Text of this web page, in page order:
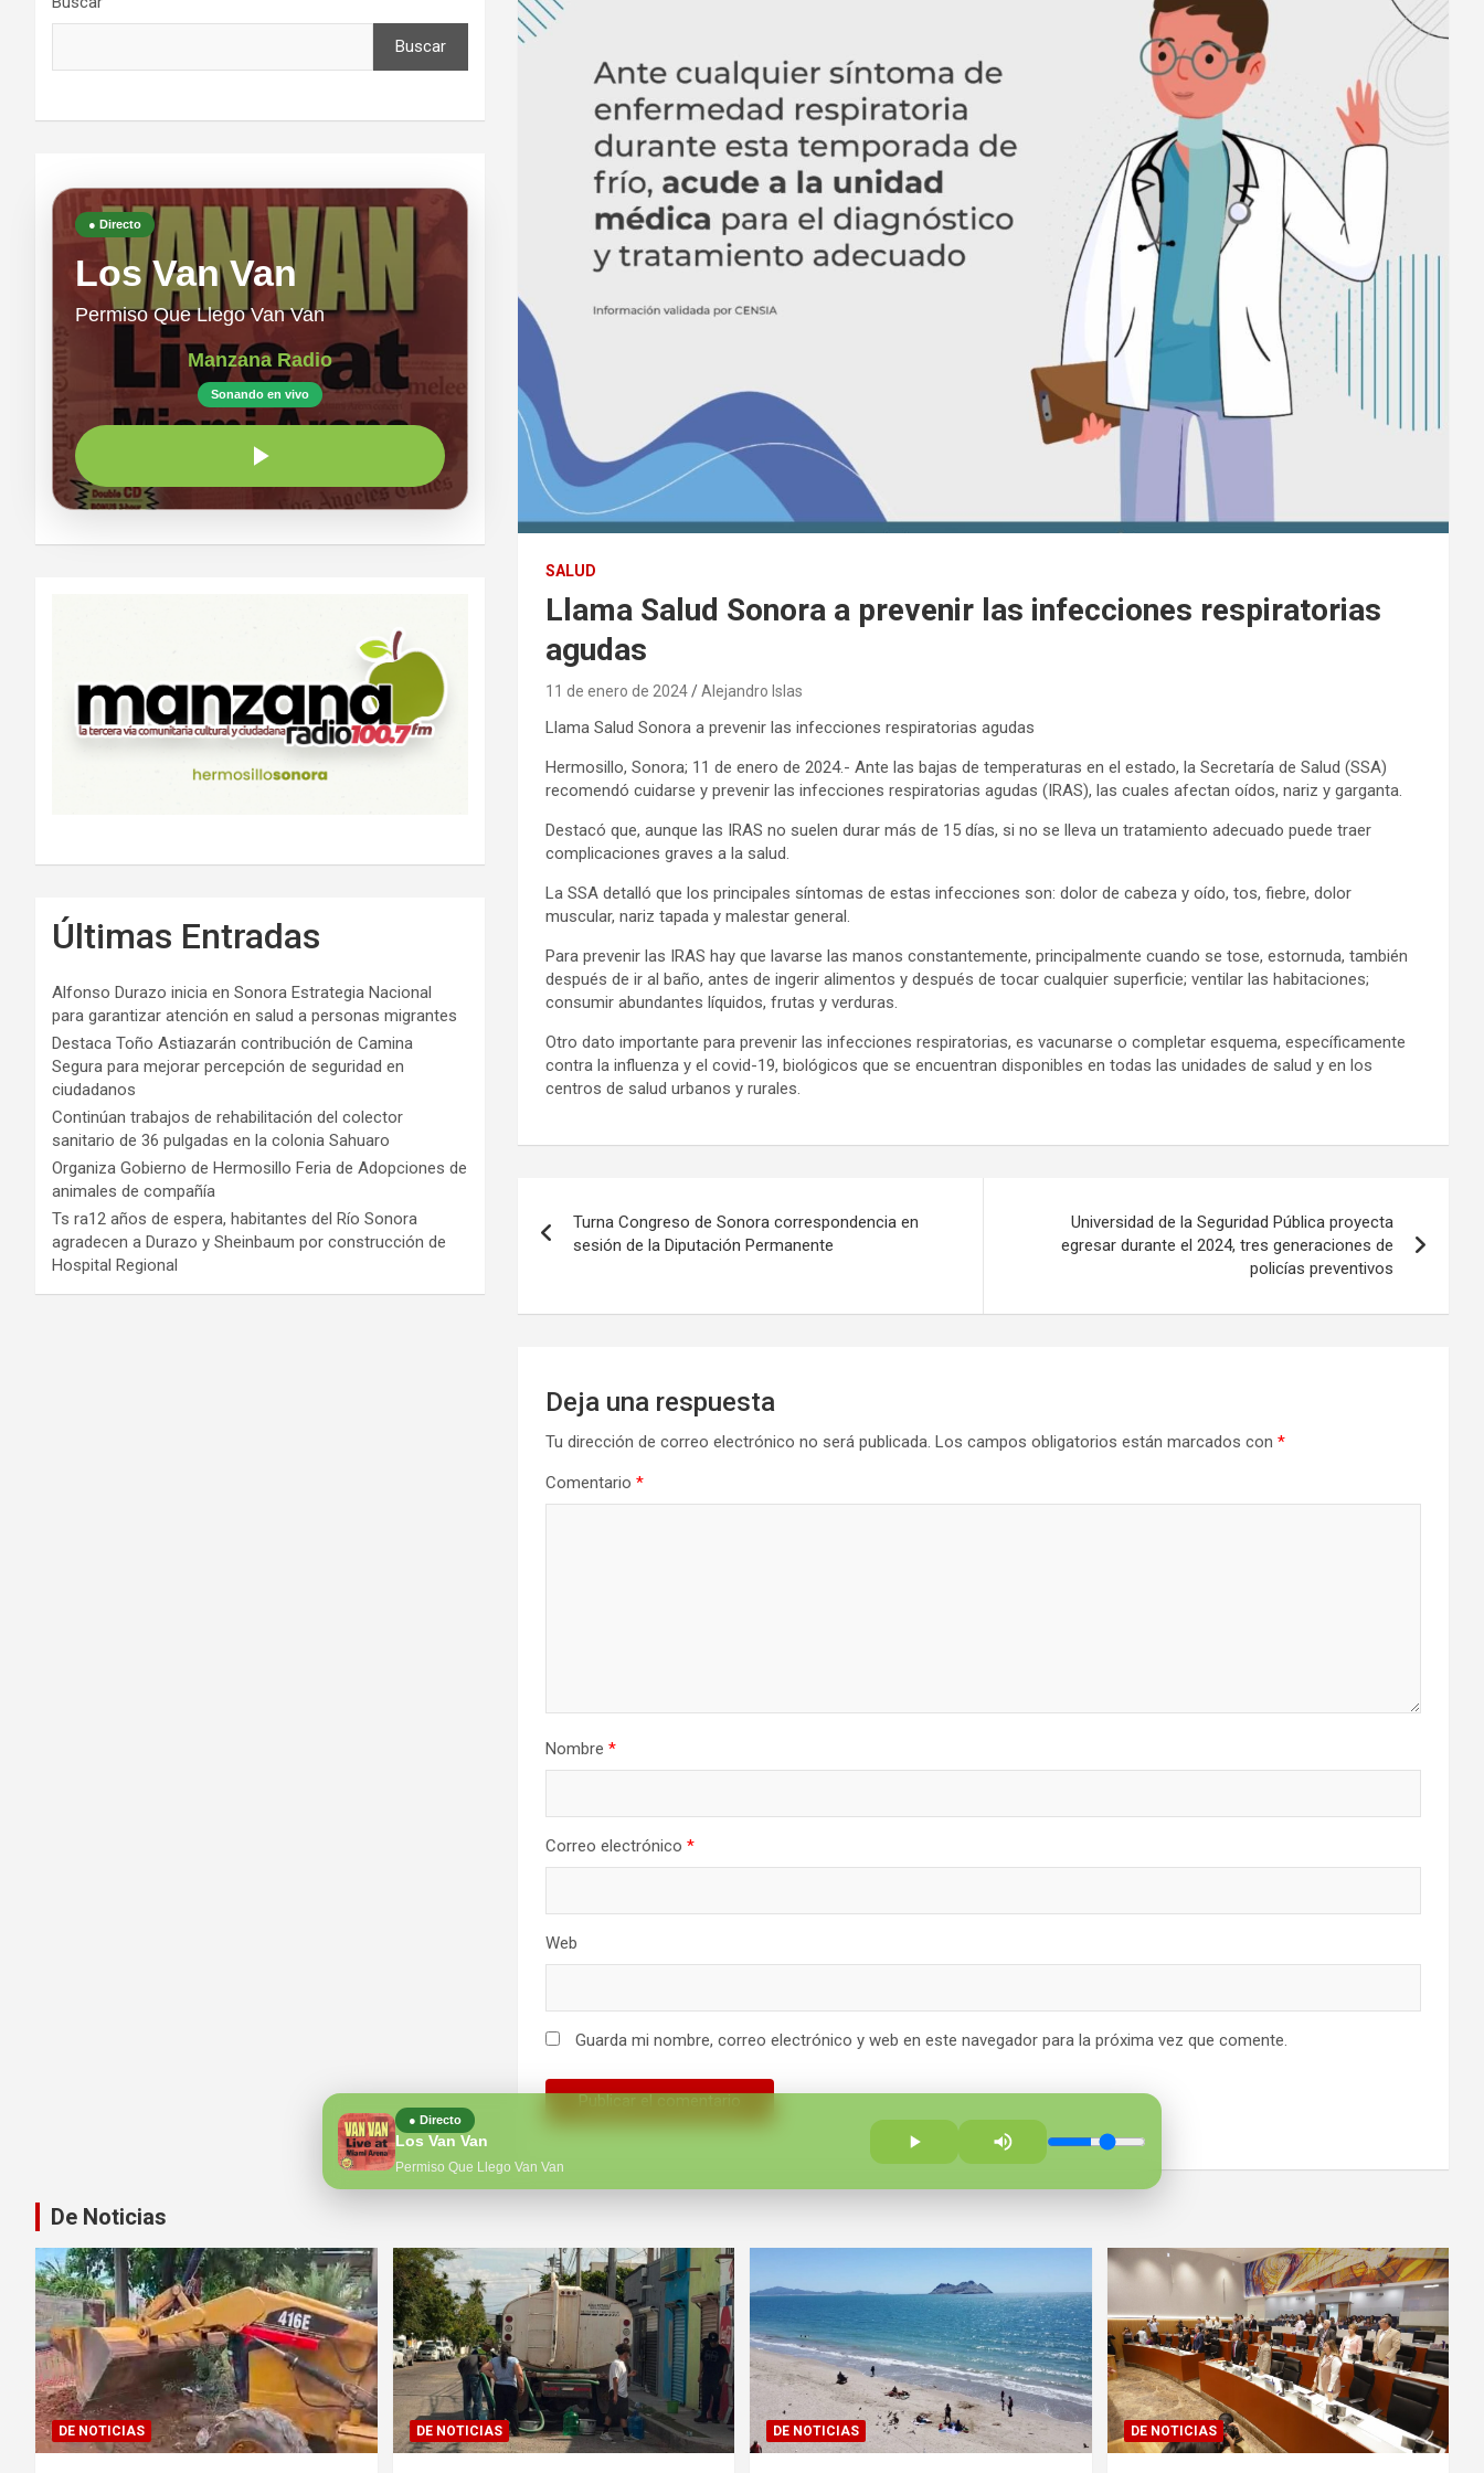
SALUD
Llama Salud Sonora a prevenir las infecciones respiratorias
agudas
11 de enero de 2024 Alejandro Islas
Llama Salud Sonora a prevenir las infecciones respiratorias agudas
Hermosillo, Sonora; 11 de enero de 2024.- Ante las bajas de temperaturas en el estado, la Secretaría de Salud (SSA)
recomendó cuidarse y prevenir las infecciones respiratorias agudas (IRAS), las cuales afectan oídos, nariz y garganta.
Destacó que, aunque las IRAS no suelen durar más de 15 días, si no se lleva un tratamiento adecuado puede traer
complicaciones graves a la salud.
La SSA detalló que los principales síntomas de estas infecciones son: dolor de cabeza y oído, tos, fiebre, dolor
muscular, nariz tapada y malestar general.
Para prevenir las IRAS hay que lavarse las manos constantemente, principalmente cuando se tose, estornuda, también
después de ir al baño, antes de ingerir alimentos y después de tocar cualquier superficie; ventilar las habitaciones;
consumir abundantes líquidos, frutas y verduras.
Otro dato importante para prevenir las infecciones respiratorias, es vacunarse o completar esquema, específicamente
contra la influenza y el covid-19, biológicos que se encuentran disponibles en todas las unidades de salud y en los
centros de salud urbanos y rurales.
de
Turna Congreso de Sonora correspondencia en
sesión de la Diputación Permanente
Universidad de la Seguridad Pública proyecta
egresar durante el 2024, tres generaciones de
policías preventivos
Deja una respuesta
Tu dirección de correo electrónico no será publicada. Los campos obligatorios están marcados con *
Comentario *
Nombre *
Correo electrónico *
Web
Guarda mi nombre, correo electrónico y web en este navegador para la próxima vez que comente.
Buscar
● Directo
Los Van Van
Permiso Que Llego Van Van
Manzana Radio
Sonando en vivo
● Directo
Los Van Van
Permiso Que Llego Van Van
Últimas Entradas
Alfonso Durazo inicia en Sonora Estrategia Nacional
para garantizar atención en salud a personas migrantes
Destaca Toño Astiazarán contribución de Camina
Segura para mejorar percepción de seguridad en
ciudadanos
Continúan trabajos de rehabilitación del colector
sanitario de 36 pulgadas en la colonia Sahuaro
Organiza Gobierno de Hermosillo Feria de Adopciones de
animales de compañía
Ts ra12 años de espera, habitantes del Río Sonora
agradecen a Durazo y Sheinbaum por construcción de
Hospital Regional
De Noticias
DE NOTICIAS DE NOTICIAS DE NOTICIAS DE NOTICIAS